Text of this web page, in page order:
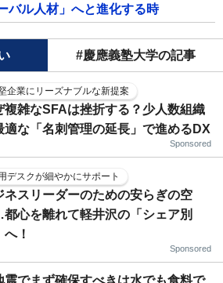
バル人材」へと進化する時
#慶應義塾大学の記事
企業にリーズナブルな新提案
複雑なSFAは挫折する？少人数組織
適な「名刺管理の延長」で進めるDX
Sponsored
デスクが細やかにサポート
ネスリーダーのための安らぎの空
心を離れて軽井沢の「シェア別
！
Sponsored
震でまず確保すべきは水でも食料で